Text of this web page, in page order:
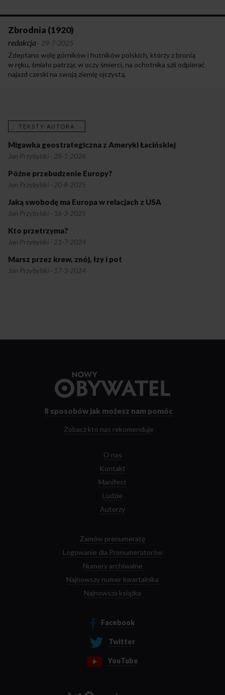
Zbrodnia (1920)
redakcja · 29-7-2025
Zdeptano wolę górników i hutników polskich, którzy z bronią
w ręku, śmiało patrząc w oczy śmierci, na ochotnika szli odpierać
najazd czeski na swoją ziemię ojczystą.
TEKSTY AUTORA
Migawka geostrategiczna z Ameryki Łacińskiej
Jan Przybylski · 28-1-2026
Późne przebudzenie Europy?
Jan Przybylski · 20-8-2025
Jaką swobodę ma Europa w relacjach z USA
Jan Przybylski · 16-3-2025
Kto przetrzyma?
Jan Przybylski · 21-7-2024
Marsz przez krew, znój, łzy i pot
Jan Przybylski · 17-3-2024
strony
8 sposobów jak możesz nam pomóc
Zobacz kto nas rekomenduje
O nas
Kontakt
Manifest
Ludzie
Autorzy
Zamów prenumeratę
Logowanie dla Prenumeratorów
Numery archiwalne
Najnowszy numer kwartalnika
Najnowsza książka
Facebook
Twitter
YouTube